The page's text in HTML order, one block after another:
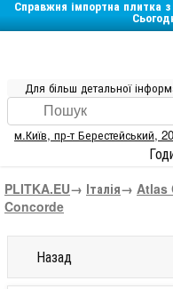
Справжня імпортна плитка
Для більш детальної
м.Київ, пр-т Берестейський, 20
PLITKA.EU→ Італія→ Atlas
Concorde
Назад